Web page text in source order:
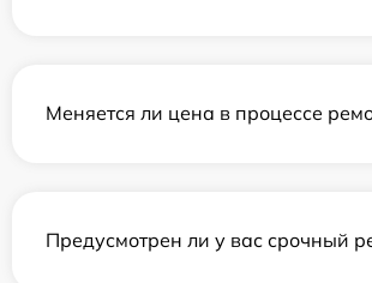
Меняется ли цена в процессе
Предусмотрен ли у вас срочный